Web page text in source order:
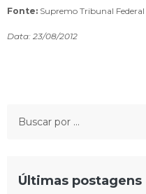
Fonte: Supremo Tribunal Federal
Data: 23/08/2012
Últimas postagens